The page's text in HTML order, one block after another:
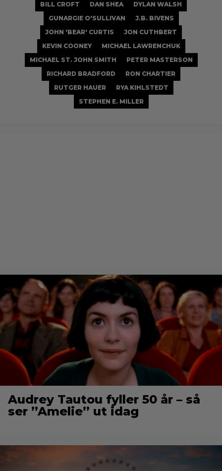
BILL CROFT DAN SHEA
DYLAN WALSH
GUNARGIE O'SULLIVAN
J.B. BIVENS
JOHN 'BEAR' CURTIS
JON CUTHBERT
KEVIN COONEY
MICHAEL LAWRENCHUK
MICHAEL ST. JOHN SMITH
PETER MASTERSON
RICHARD BRADFORD
RON CHARTIER
RUTGER HAUER
RYA KIHLSTEDT
STEPHEN E. MILLER
Audrey Tautou fyller 50 år – så
ser ”Amelie” ut idag